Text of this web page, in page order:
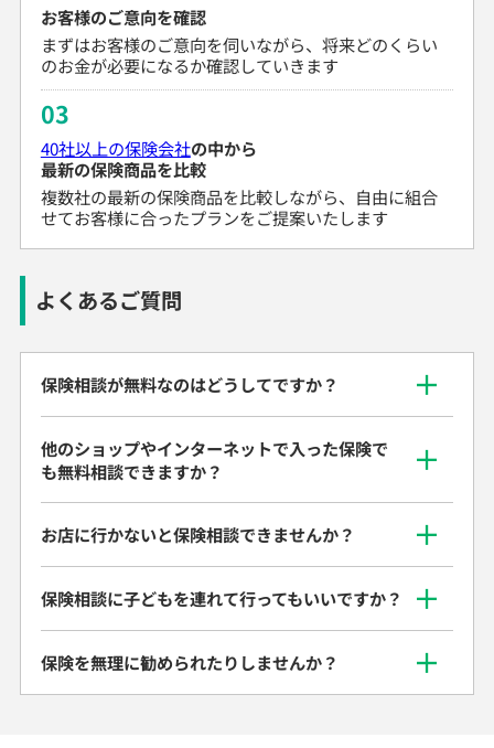
お客様のご意向を確認
まずはお客様のご意向を伺いながら、将来どのくらい
のお金が必要になるか確認していきます
03
40社以上の保険会社の中から
最新の保険商品を比較
複数社の最新の保険商品を比較しながら、自由に組合
せてお客様に合ったプランをご提案いたします
よくあるご質問
保険相談が無料なのはどうしてですか？
他のショップやインターネットで入った保険で
も無料相談できますか？
お店に行かないと保険相談できませんか？
保険相談に子どもを連れて行ってもいいですか？
保険を無理に勧められたりしませんか？